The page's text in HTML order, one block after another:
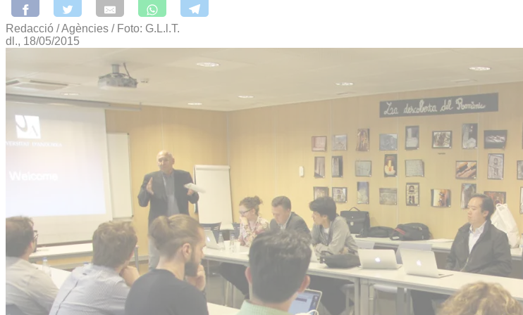
Redacció / Agències / Foto: G.L.l.T.
dl., 18/05/2015